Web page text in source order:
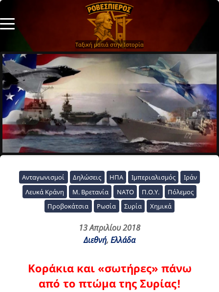
Ταξική ματιά στην Ιστορία
Ανταγωνισμοί Δηλώσεις ΗΠΑ Ιμπεριαλισμός
Ιράν
Λευκά Κράνη
Μ. Βρετανία ΝΑΤΟ Π.Ο.Υ.
Πόλεμος
Προβοκάτσια
Ρωσία Συρία Χημικά
13 Απριλίου 2018
Διεθνή, Ελλάδα
Κοράκια και «σωτήρες» πάνω
από το πτώμα της Συρίας!